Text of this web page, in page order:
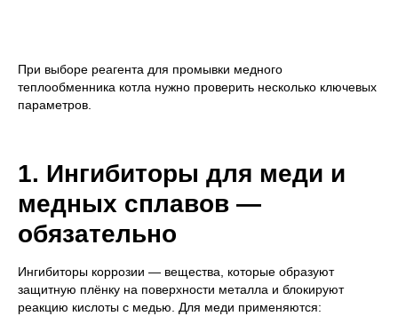
При выборе реагента для промывки медного
теплообменника котла нужно проверить несколько ключевых
параметров.
1. Ингибиторы для меди и
медных сплавов —
обязательно
Ингибиторы коррозии — вещества, которые образуют
защитную плёнку на поверхности металла и блокируют
реакцию кислоты с медью. Для меди применяются: